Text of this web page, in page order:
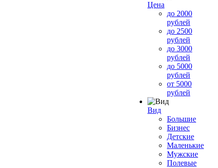
Цена
до 2000
рублей
до 2500
рублей
до 3000
рублей
до 5000
рублей
от 5000
рублей
Вид
Большие
Бизнес
Детские
Маленькие
Мужские
Полевые